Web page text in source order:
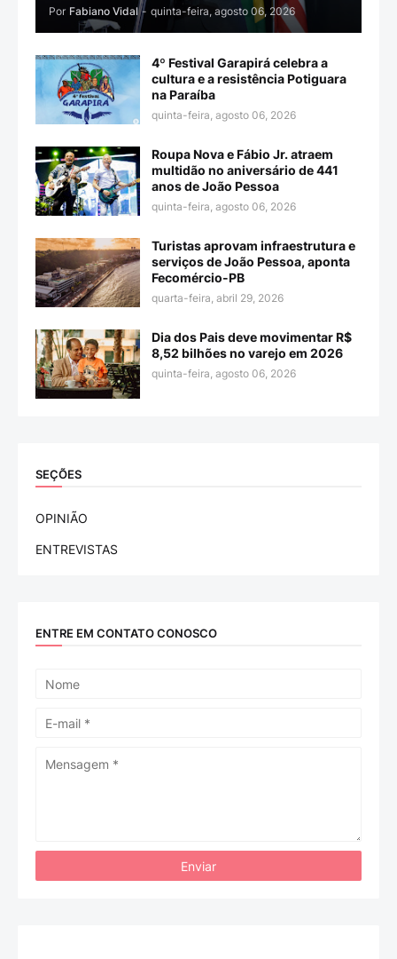
Por Fabiano Vidal - quinta-feira, agosto 06, 2026
4º Festival Garapirá celebra a
cultura e a resistência Potiguara
na Paraíba
quinta-feira, agosto 06, 2026
Roupa Nova e Fábio Jr. atraem
multidão no aniversário de 441
anos de João Pessoa
quinta-feira, agosto 06, 2026
Turistas aprovam infraestrutura e
serviços de João Pessoa, aponta
Fecomércio-PB
quarta-feira, abril 29, 2026
Dia dos Pais deve movimentar R$
8,52 bilhões no varejo em 2026
quinta-feira, agosto 06, 2026
SEÇÕES
OPINIÃO
ENTREVISTAS
ENTRE EM CONTATO CONOSCO